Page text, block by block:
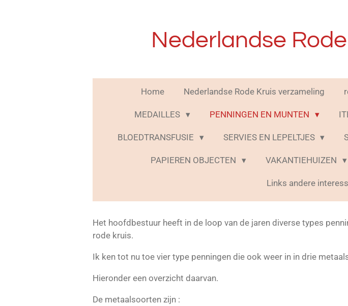
Nederlandse
Home Nederlandse Rode Kruis verzameling
MEDAILLES PENNINGEN EN MUNTEN
BLOEDTRANSFUSIE SERVIES EN LEPELTJES
PAPIEREN OBJECTEN VAKANTIEHUIZEN
Links andere
Het hoofdbestuur heeft in de loop van de jaren diverse types
rode kruis.
Ik ken tot nu toe vier type penningen die ook weer in in drie
Hieronder een overzicht daarvan.
De metaalsoorten zijn :